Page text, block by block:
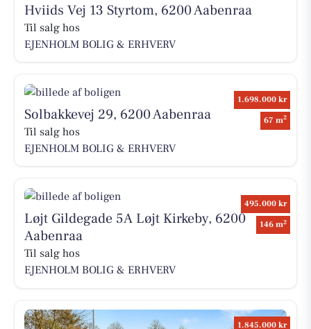
Hviids Vej 13 Styrtom, 6200 Aabenraa
Til salg hos
EJENHOLM BOLIG & ERHVERV
1.698.000 kr
67 m2
Solbakkevej 29, 6200 Aabenraa
Til salg hos
EJENHOLM BOLIG & ERHVERV
495.000 kr
146 m2
Løjt Gildegade 5A Løjt Kirkeby, 6200
Aabenraa
Til salg hos
EJENHOLM BOLIG & ERHVERV
1.845.000 kr